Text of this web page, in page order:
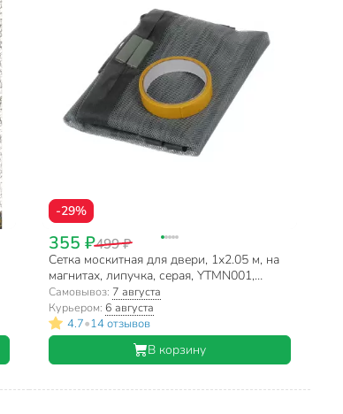
-29%
355 ₽499 ₽
Сетка москитная для двери, 1х2.05 м, на
магнитах, липучка, серая, YTMN001,
коробка
Самовывоз: 7 августа
Курьером: 6 августа
4.7•14 отзывов
В корзину